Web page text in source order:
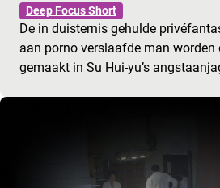
Deep Focus Short
De in duisternis gehulde
aan porno verslaafde man worden
gemaakt in Su Hui-yu’s